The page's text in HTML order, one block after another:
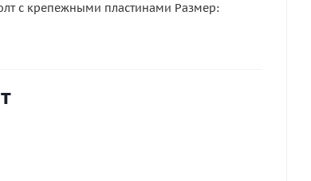
с крепежными пластинами Размер: